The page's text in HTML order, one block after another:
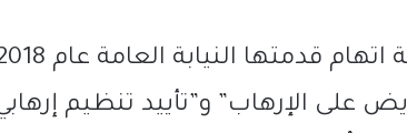
على الإرهاب” و”تأييد تنظيم